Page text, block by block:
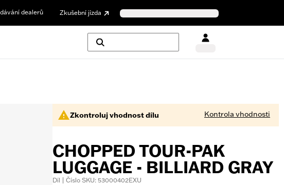
dealerů Zkušební jízda
Zkontroluj vhodnost dílu Kontrola vhodnosti
CHOPPED TOUR-PAK
LUGGAGE - BILLIARD GRAY
Díl | Číslo SKU: 53000402EXU